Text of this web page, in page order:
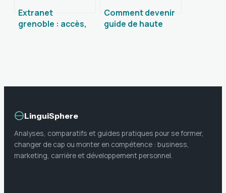
Extranet
grenoble : accès,
Comment devenir
guide de haute
LinguiSphere
Analyses, comparatifs et guides pratiques pour se former,
changer de cap ou monter en compétence : business,
marketing, carrière et développement personnel.